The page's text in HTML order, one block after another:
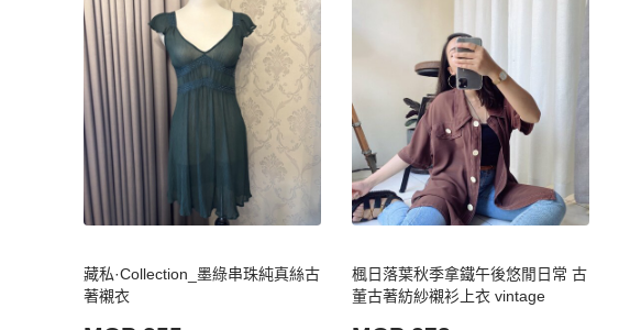
藏私·Collection_墨綠串珠純真絲古
著襯衣
楓日落葉秋季拿鐵午後悠閒日常 古
董古著紡紗襯衫上衣 vintage